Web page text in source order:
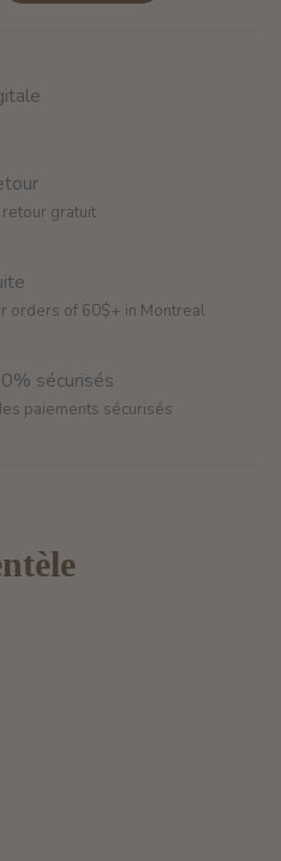
gratuit
orders of 60$+ in Montreal
sécurisés
paiements sécurisés